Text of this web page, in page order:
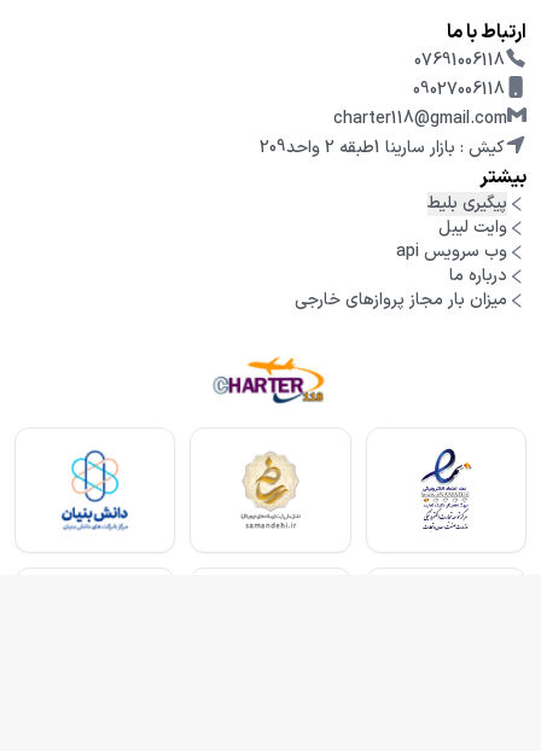
ارتباط با ما
07691006118
09027006118
charter118@gmail.com
کیش : بازار سارینا 1طبقه 2 واحد209
بیشتر
پیگیری بلیط
وایت لیبل
وب سرویس api
درباره ما
میزان بار مجاز پروازهای خارجی